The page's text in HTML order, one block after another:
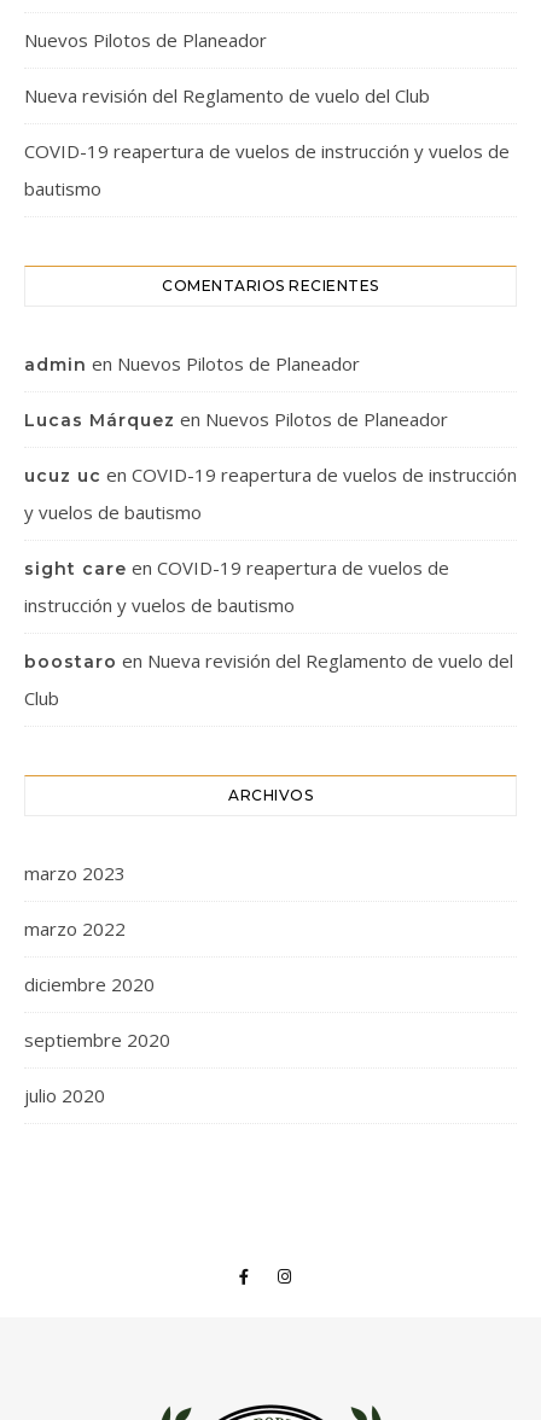
Nuevos Pilotos de Planeador
Nueva revisión del Reglamento de vuelo del Club
COVID-19 reapertura de vuelos de instrucción y vuelos de
bautismo
COMENTARIOS RECIENTES
admin en Nuevos Pilotos de Planeador
Lucas Márquez en Nuevos Pilotos de Planeador
ucuz uc en COVID-19 reapertura de vuelos de instrucción
y vuelos de bautismo
sight care en COVID-19 reapertura de vuelos de
instrucción y vuelos de bautismo
boostaro en Nueva revisión del Reglamento de vuelo del
Club
ARCHIVOS
marzo 2023
marzo 2022
diciembre 2020
septiembre 2020
julio 2020